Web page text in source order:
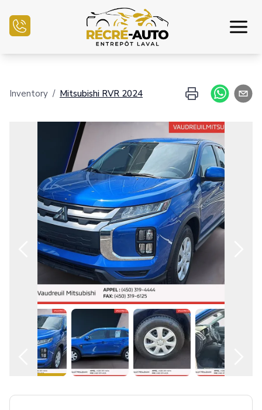
Financiamiento
Vender mi auto
Centro mecánico
Contáctenos
Español
Inventory / Mitsubishi RVR 2024